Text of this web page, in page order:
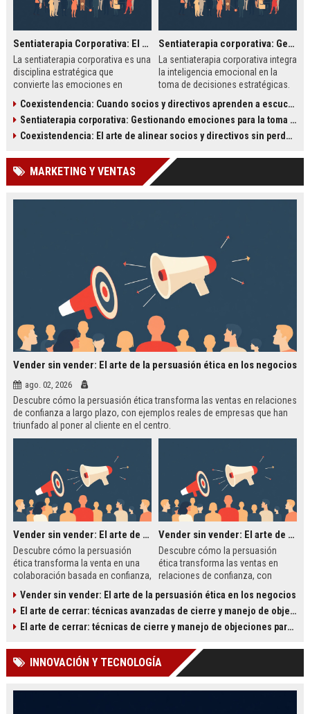
Sentiaterapia Corporativa: El Arte de Decidir con Inteligencia Emocional
La sentiaterapia corporativa es una
disciplina estratégica que
convierte las emociones en
mejorar la toma de decisiones.
Descubre cómo implementarla con
pasos prácticos y casos reales.
Sentiaterapia corporativa: Gestionando emociones para la toma de decisiones
La sentiaterapia corporativa integra
la inteligencia emocional en la
toma de decisiones estratégicas.
Google y Tesla gestionan las
emociones para mejorar
resultados, reducir sesgos y
Coexistendencia: Cuando socios y directivos aprenden a escucharse
Sentiaterapia corporativa: Gestionando emociones para la toma de decisiones
Coexistendencia: El arte de alinear socios y directivos sin perder la tensión creativa
MARKETING Y VENTAS
Vender sin vender: El arte de la persuasión ética en los negocios
ago. 02, 2026
Descubre cómo la persuasión ética transforma las ventas en relaciones
de confianza a largo plazo, con ejemplos reales de empresas que han
triunfado al poner al cliente en el centro.
Vender sin vender: El arte de la persuasión ética en los negocios
Descubre cómo la persuasión
ética transforma la venta en una
colaboración basada en confianza,
Patagonia.
Vender sin vender: El arte de la persuasión ética en los negocios
Descubre cómo la persuasión
ética transforma las ventas en
relaciones de confianza, con
Patagonia y Zappos.
Vender sin vender: El arte de la persuasión ética en los negocios
El arte de cerrar: técnicas avanzadas de cierre y manejo de objeciones para equipos comerciales de alto rendimiento
El arte de cerrar: técnicas de cierre y manejo de objeciones para equipos comerciales de alto rendimiento
INNOVACIÓN Y TECNOLOGÍA